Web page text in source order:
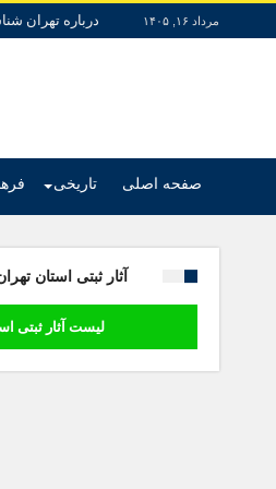
مرداد ۱۶, ۱۴۰۵ درباره تهران
صفحه اصلی تاریخی
آثار ثبتی استان
لیست آثار ثبتی